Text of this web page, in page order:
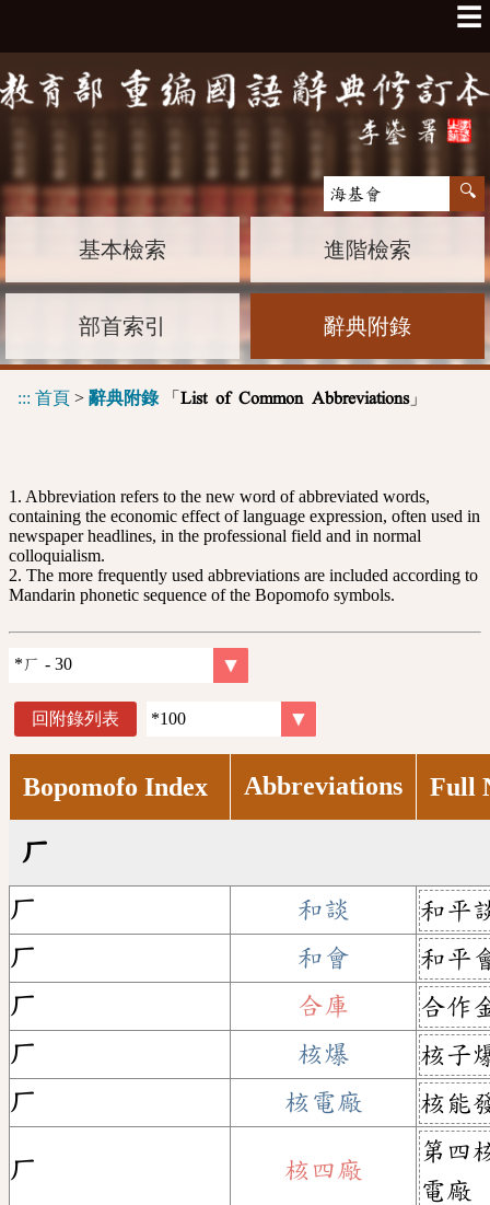
☰
基本檢索 進階檢索
部首索引 辭典附錄
::: 首頁 > 辭典附錄「 List of Common Abbreviations」
1. Abbreviation refers to the new word of abbreviated words,
containing the economic effect of language expression, often used in
newspaper headlines, in the professional field and in normal
colloquialism.
2. The more frequently used abbreviations are included according to
Mandarin phonetic sequence of the Bopomofo symbols.
回附錄列表
Bopomofo Index Abbreviations Full
ㄏ
ㄏ 和談
和平
ㄏ
和會
和平
ㄏ
合庫
合作
ㄏ
核爆
核子
ㄏ
核電廠 核能
ㄏ 核四廠
第四
電廠